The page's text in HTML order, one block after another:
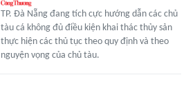
TP. Đà Nẵng đang tích cực hướng dẫn các chủ
tàu cá không đủ điều kiện khai thác thủy sản
thực hiện các thủ tục theo quy định và theo
nguyện vọng của chủ tàu.